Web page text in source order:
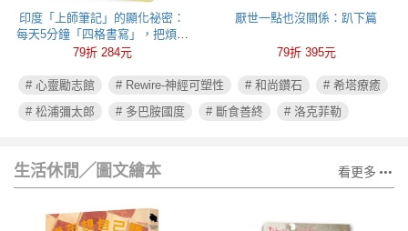
印度「上師筆記」的顯化祕密：
每天5分鐘「四格書寫」，把煩惱
寫成行動，讓心中所想成為真實
79折 284元
厭世一點也沒關係：趴下篇
79折 395元
# 心靈勵志館 # Rewire-神經可塑性 # 和尚鑽石
# 希塔療癒
# 松浦彌太郎
# 多巴胺國度 # 斷食善終 # 洛克菲勒
生活休閒╱圖文繪本 看更多